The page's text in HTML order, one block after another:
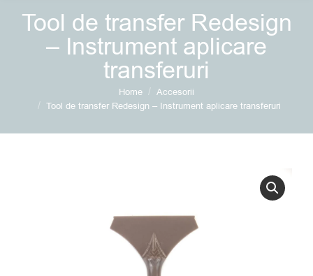
Tool de transfer Redesign
– Instrument aplicare
transferuri
Home
Accesorii
Tool de transfer Redesign – Instrument aplicare transferuri